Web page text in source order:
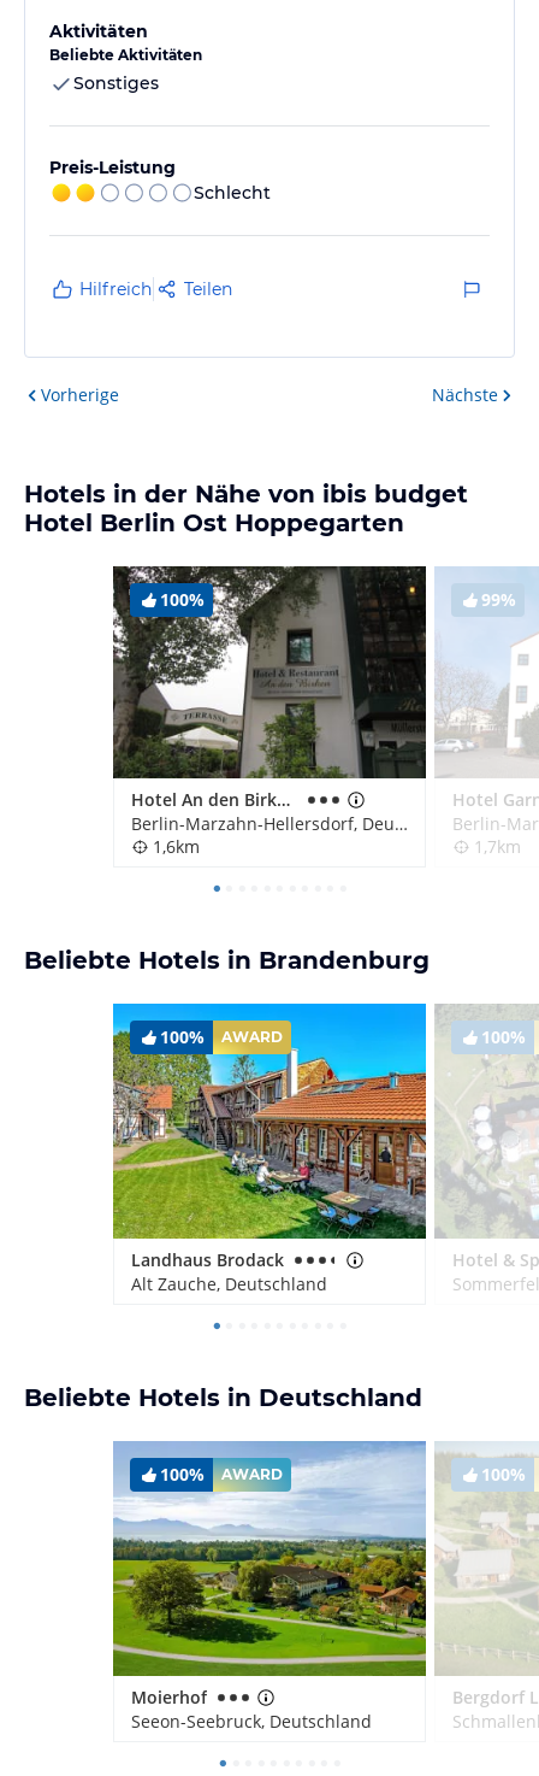
Aktivitäten
Beliebte Aktivitäten
Sonstiges
Preis-Leistung
Schlecht
Hilfreich Teilen
Vorherige Nächste
Hotels in der Nähe von ibis budget
Hotel Berlin Ost Hoppegarten
100%
Hotel An den Birken (Hotelbetrieb eingestellt)
Berlin-Marzahn-Hellersdorf, Deutschland
1,6km
99%
1,7km
Beliebte Hotels in Brandenburg
100% AWARD
Landhaus Brodack
Alt Zauche, Deutschland
100%
Beliebte Hotels in Deutschland
100% AWARD
Moierhof
Seeon-Seebruck, Deutschland
100%